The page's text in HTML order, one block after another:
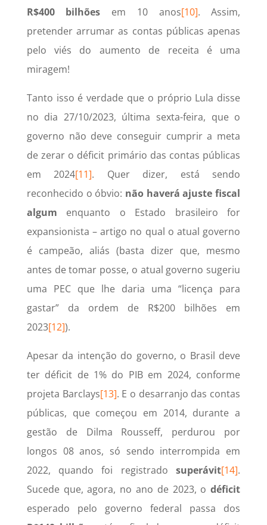
R$400 bilhões em 10 anos[10]. Assim,
pretender arrumar as contas públicas apenas
pelo viés do aumento de receita é uma
miragem!
Tanto isso é verdade que o próprio Lula disse
no dia 27/10/2023, última sexta-feira, que o
governo não deve conseguir cumprir a meta
de zerar o déficit primário das contas públicas
em 2024[11]. Quer dizer, está sendo
reconhecido o óbvio: não haverá ajuste fiscal
algum enquanto o Estado brasileiro for
expansionista – artigo no qual o atual governo
é campeão, aliás (basta dizer que, mesmo
antes de tomar posse, o atual governo sugeriu
uma PEC que lhe daria uma “licença para
gastar” da ordem de R$200 bilhões em
2023[12]).
Apesar da intenção do governo, o Brasil deve
ter déficit de 1% do PIB em 2024, conforme
projeta Barclays[13]. E o desarranjo das contas
públicas, que começou em 2014, durante a
gestão de Dilma Rousseff, perdurou por
longos 08 anos, só sendo interrompida em
2022, quando foi registradosuperávit[14].
Sucede que, agora, no ano de 2023, odéficit
esperado pelo governo federal passa dos